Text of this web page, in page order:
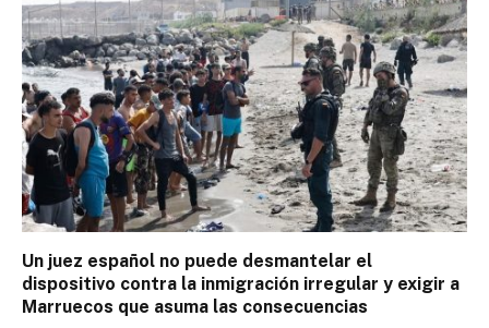
Un juez español no puede desmantelar el
dispositivo contra la inmigración irregular y exigir a
Marruecos que asuma las consecuencias